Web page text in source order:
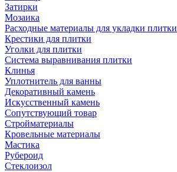
Затирки
Мозаика
Расходные материалы для укладки плитки
Крестики для плитки
Уголки для плитки
Система выравнивания плитки
Клинья
Уплотнитель для ванны
Декоративный камень
Искусственный камень
Сопутствующий товар
Стройматериалы
Кровельные материалы
Мастика
Рубероид
Стеклоизол